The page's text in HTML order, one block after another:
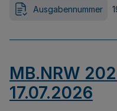
Ausgabennummer
MB.NRW
17.07.2026